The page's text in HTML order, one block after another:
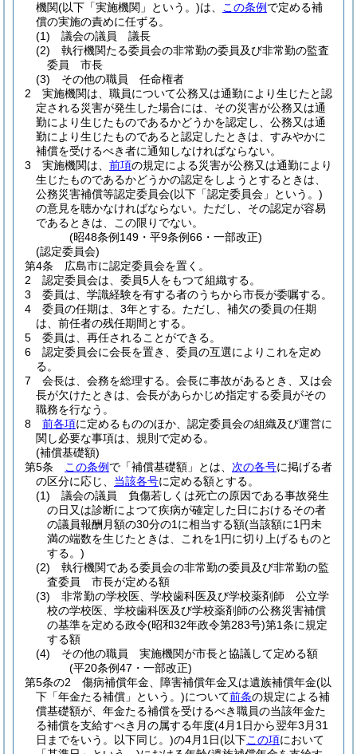
機関(以下「実施機関」という。)は、 この条例 で定める補
償の実施の責めに任ずる。
(1)
議会の議員 議長
(2)
執行機関たる委員会の非常勤の委員及び非常勤の監査
委員 市長
(3)
その他の職員 任命権者
2
実施機関は、職員について公務又は通勤により生じたと認
定される災害が発生した場合には、その災害が公務又は通
勤により生じたものであるかどうかを認定し、公務又は通
勤により生じたものであると認定したときは、すみやかに
補償を受けるべき者に通知しなければならない。
3
実施機関は、 前項の規定による災害が公務又は通勤により
生じたものであるかどうかの認定をしようとするときは、
公務災害補償等認定委員会(以下「認定委員会」という。)
の意見を聴かなければならない。 ただし、その認定が容易
であるときは、この限りでない。
(昭48条例149・平9条例66・一部改正)
(認定委員会)
第4条
広島市に認定委員会を置く。
2
認定委員会は、委員5人をもつて組織する。
3
委員は、学識経験を有する者のうちから市長が委嘱する。
4
委員の任期は、3年とする。 ただし、補欠の委員の任期
は、前任者の残任期間とする。
5
委員は、再任されることができる。
6
認定委員会に会長を置き、委員の互選によりこれを定め
る。
7
会長は、会務を総理する。 会長に事故があるとき、又は会
長が欠けたときは、会長があらかじめ指定する委員がその
職務を行なう。
8
前各項に定めるもののほか、認定委員会の組織及び運営に
関し必要な事項は、規則で定める。
(補償基礎額)
第5条
この条例 で「補償基礎額」とは、 次の各号に掲げる者
の区分に応じ、 当該各号に定める額とする。
(1)
議会の議員 負傷若しくは死亡の原因である事故発生
の日又は診断によつて疾病が確定した日におけるその者
の議員報酬月額の30分の1に相当する額(当該額に1円未
満の端数を生じたときは、これを1円に切り上げるものと
する。)
(2)
執行機関である委員会の非常勤の委員及び非常勤の監
査委員 市長が定める額
(3)
非常勤の学校医、学校歯科医及び学校薬剤師 公立学
校の学校医、学校歯科医及び学校薬剤師の公務災害補償
の基準を定める政令(昭和32年政令第283号)第1条に規定
する額
(4)
その他の職員 実施機関が市長と協議して定める額
(平20条例47・一部改正)
第5条の2
傷病補償年金、障害補償年金又は遺族補償年金(以
下「年金たる補償」という。)について前条の規定による補
償基礎額が、年金たる補償を受けるべき職員の当該年金た
る補償を支給すべき月の属する年度(4月1日から翌年3月31
日までをいう。以下同じ。)の4月1日(以下この項において